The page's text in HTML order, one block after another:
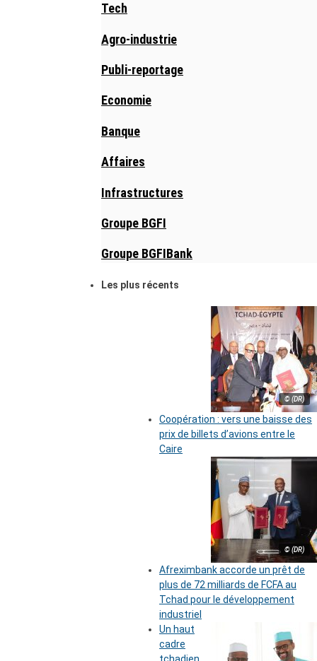
Tech
Agro-industrie
Publi-reportage
Economie
Banque
Affaires
Infrastructures
Groupe BGFI
Groupe BGFIBank
Les plus récents
© (DR)
Coopération : vers une baisse des
prix de billets d’avions entre le
Caire
© (DR)
Afreximbank accorde un prêt de
plus de 72 milliards de FCFA au
Tchad pour le développement
industriel
Un haut
cadre